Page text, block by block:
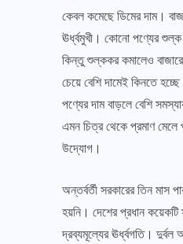
কেবল কমেছে ডিমের দাম।
ঊর্ধ্বমুখী। কোনো পণ্যের শুল্ক
কিন্তু শুল্ককর কমালেও
চেয়ে বেশি দামেই কিনতে
পণ্যের দাম বাড়লে বেশি
এমন চিত্র থেকে প্রমাণ মেলে
উদ্যোগ।
অন্তর্বর্তী সরকারের তিন মাস
হয়নি। দেশের প্রধান
দ্রব্যমূল্যের ঊর্ধ্বগতি। দুর্বল